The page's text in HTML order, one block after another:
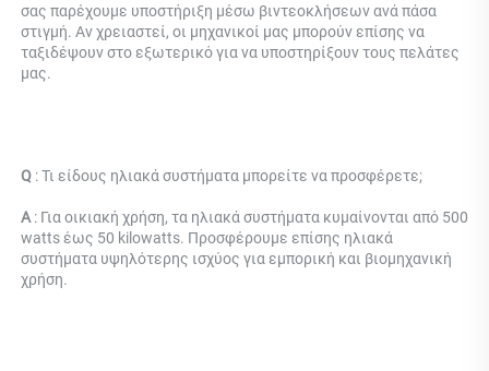
σας παρέχουμε υποστήριξη μέσω βιντεοκλήσεων ανά πάσα
στιγμή. Αν χρειαστεί, οι μηχανικοί μας μπορούν επίσης να
ταξιδέψουν στο εξωτερικό για να υποστηρίξουν τους πελάτες
μας.
Q : Τι είδους ηλιακά συστήματα μπορείτε να προσφέρετε;
Α : Για οικιακή χρήση, τα ηλιακά συστήματα κυμαίνονται από 500
watts έως 50 kilowatts. Προσφέρουμε επίσης ηλιακά
συστήματα υψηλότερης ισχύος για εμπορική και βιομηχανική
χρήση.